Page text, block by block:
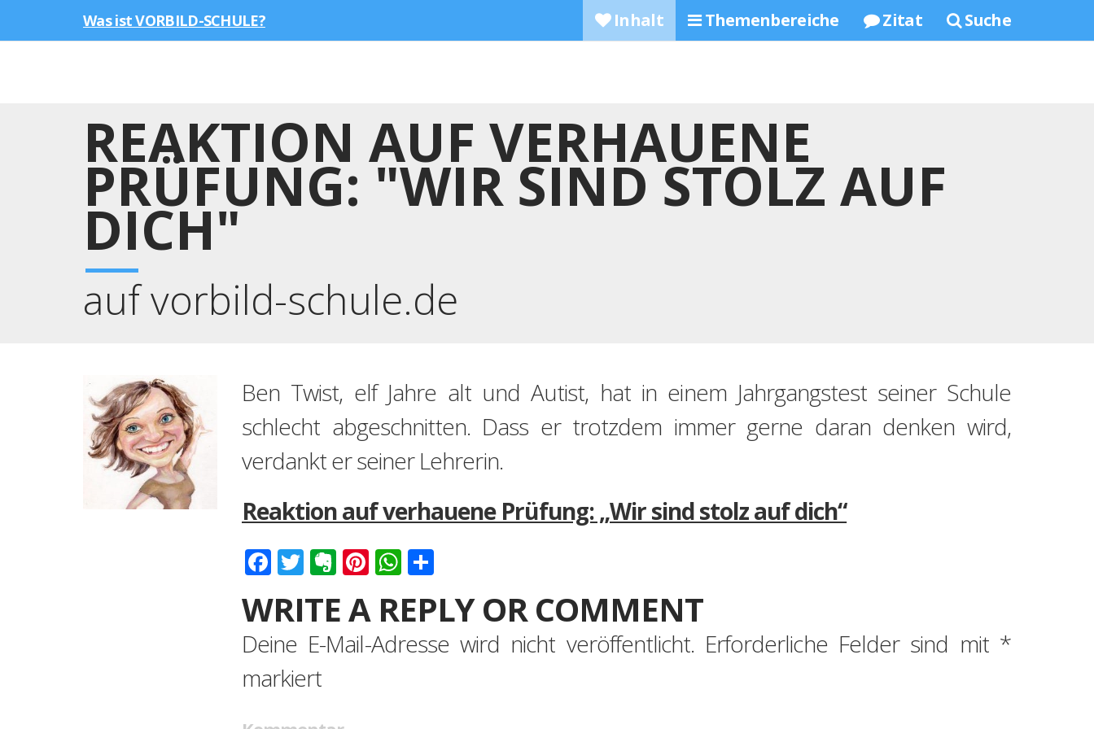
Was ist VORBILD-SCHULE? Inhalt Themenbereiche Zitat Suche
REAKTION AUF VERHAUENE
PRÜFUNG: "WIR SIND STOLZ AUF
DICH"
auf vorbild-schule.de
Ben Twist, elf Jahre alt und Autist, hat in einem Jahrgangstest seiner Schule
schlecht abgeschnitten. Dass er trotzdem immer gerne daran denken wird,
verdankt er seiner Lehrerin.
Reaktion auf verhauene Prüfung: „Wir sind stolz auf dich“
Facebook
Twitter
Evernote
Pinterest
WhatsApp
WRITE A REPLY OR COMMENT
Deine E-Mail-Adresse wird nicht veröffentlicht. Erforderliche Felder sind mit *
markiert